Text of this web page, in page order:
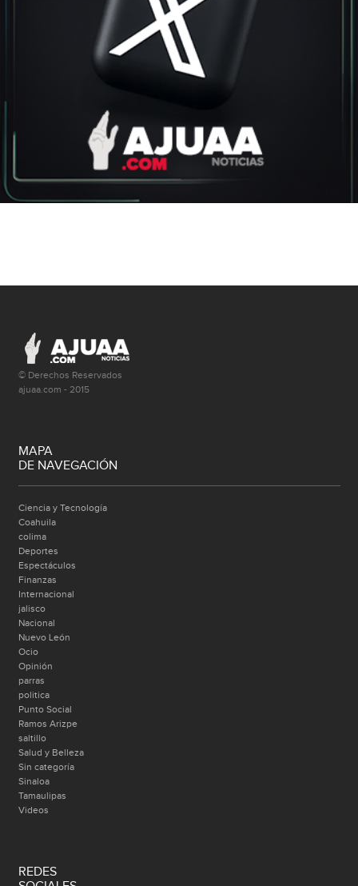
© Derechos Reservados
ajuaa.com - 2015
MAPA
DE NAVEGACIÓN
Ciencia y Tecnología
Coahuila
colima
Deportes
Espectáculos
Finanzas
Internacional
jalisco
Nacional
Nuevo León
Ocio
Opinión
parras
politica
Punto Social
Ramos Arizpe
saltillo
Salud y Belleza
Sin categoría
Sinaloa
Tamaulipas
Videos
REDES